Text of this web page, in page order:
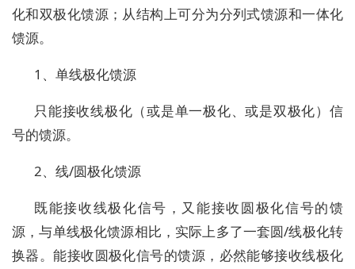
化和双极化馈源；从结构上可分为分列式馈源和一体化
馈源。
1、单线极化馈源
只能接收线极化（或是单一极化、或是双极化）信
号的馈源。
2、线/圆极化馈源
既能接收线极化信号，又能接收圆极化信号的馈
源，与单线极化馈源相比，实际上多了一套圆/线极化转
换器。能接收圆极化信号的馈源，必然能够接收线极化